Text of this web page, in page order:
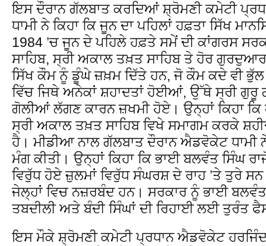
ਇਸ ਦੌਰਾਨ ਗੱਲਬਾਤ ਕਰਦਿਆਂ ਸ਼੍ਰੋਮਣੀ ਕਮੇਟੀ
ਧਾਮੀ ਨੇ ਕਿਹਾ ਕਿ ਜੂਨ ਦਾ ਪਹਿਲਾਂ ਹਫ਼ਤਾ ਸਿੱਖ
1984 ’ਚ ਜੂਨ ਦੇ ਪਹਿਲੇ ਹਫ਼ਤੇ ਸਮੇਂ ਦੀ ਕਾਂਗਰਸ
ਸਾਹਿਬ, ਸ੍ਰੀ ਅਕਾਲ ਤਖ਼ਤ ਸਾਹਿਬ ਤੇ ਹੋਰ
ਸਿੱਖ ਕੌਮ ਨੂੰ ਡੂੰਘੇ ਜ਼ਖ਼ਮ ਦਿੱਤੇ ਹਨ, ਜੋ ਕੌਮ ਕਦੇ ਵੀ
ਵਿੱਚ ਜਿਥੇ ਅਨੇਕਾਂ ਸ਼ਹਾਦਤਾਂ ਹੋਈਆਂ, ਉੱਥੇ ਸ੍ਰੀ ਗੁਰੂ
ਗੋਲੀਆਂ ਲੱਗਣ ਕਾਰਨ ਜ਼ਖਮੀ ਹੋਏ। ਉਨ੍ਹਾਂ ਕਿਹਾ ਕਿ
ਸ੍ਰੀ ਅਕਾਲ ਤਖ਼ਤ ਸਾਹਿਬ ਵਿਖੇ ਸਮਾਗਮ ਕਰਕੇ
ਹੈ। ਮੀਡੀਆ ਨਾਲ ਗੱਲਬਾਤ ਦੌਰਾਨ ਐਡਵੋਕੇਟ ਧਾਮੀ ਨੇ
ਮੰਗ ਕੀਤੀ। ਉਨ੍ਹਾਂ ਕਿਹਾ ਕਿ ਭਾਈ ਬਲਵੰਤ ਸਿੰਘ
ਵਿਰੁੱਧ ਹੋਏ ਜ਼ੁਲਮਾਂ ਵਿਰੁੱਧ ਸੰਘਰਸ਼ ਦੇ ਰਾਹ ’ਤੇ ਤੁਰੇ
ਜੇਲ੍ਹਾਂ ਵਿਚ ਨਜ਼ਰਬੰਦ ਹਨ। ਸਰਕਾਰ ਨੂੰ ਭਾਈ
ਤਬਦੀਲੀ ਅਤੇ ਬੰਦੀ ਸਿੰਘਾਂ ਦੀ ਰਿਹਾਈ ਲਈ ਤੁਰੰਤ
ਇਸ ਮੌਕੇ ਸ਼੍ਰੋਮਣੀ ਕਮੇਟੀ ਪ੍ਰਧਾਨ ਐਡਵੋਕੇਟ